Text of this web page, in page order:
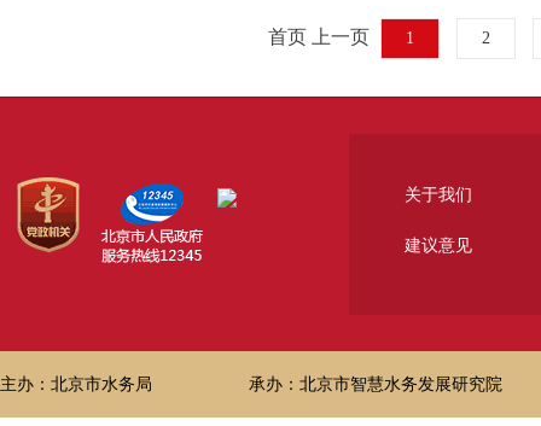
首页 上一页 1 2
关于我们
建议意见
主办：北京市水务局 承办：北京市智慧水务发展研究院